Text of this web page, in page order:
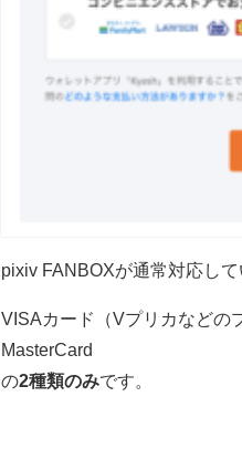
pixiv FANBOXが通常対応し
VISAカード（Vプリカなどの
MasterCard
の2種類のみです。